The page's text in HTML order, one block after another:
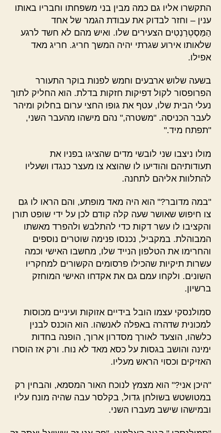
התקשרו אליו גם כמה מבין בני משפחתו וחבריו באותו
ענין – וחזר לבדוק את עבודת הגמר של אחד
הַמַּסְטֵרַנְטִים הצעירים שלו. ואיש מהם לא חשד לרגע
שלאותו אירוע שגרתי יהיה המשך חריג. חריג מאד
אפילו.
בשעה שלוש ארבעים וחמש לפנות בוקר התעורר
הפרופסור לקול דפיקות חזקות בדלת. הוא החליק לתוך
נעלי הבית שלו, עטף את גופו החצי ערום בחלוק ומיהר
לעבר הכניסה. "משטרה," נהם מישהו מהעבר השני,
"תפתח מיד."
מולו ניצבו שני לובשי מדים שהציגו בפניו את
תעודותיהם והודיעו לו שהוצא צו מעצר כנגדו ושעליו
להתלוות אליהם לתחנה.
"במה מדובר?" הוא היה מאד מופתע, והם הראו לו גם
צו חיפוש שאושר שעה קלה קודם לכן על ידי שופט תורן
והקציבו לו עשר דקות כדי להתלבש ולהפרד מאשתו
המבוהלת. במקביל, נכנסו פנימה שוטרים נוספים
והחרימו את הטלפון הנייד שלו, מחשבו האישי וכמה
עשרות תיקיות שהכילו פרסומים הקשורים למחקריו
השונים. ולקחו עמם גם את אקדחו האישי המוחזק
ברשיון.
סמולנסקי עצמו הובל בידיים אזוקות ועיניים מכוסות
למכונית שדהרה באפלה לאנשהו. הוא הוכנס לבנין
כלשהו, הוצעד לאורך מסדרון ארוך, הופנה בחדות
ימינה והושב בגסות על כסא מאד לא נוח. ורק אז הוסרו
האזיקים וכסוי הראש מעליו.
"היכן אני?" הוא מצמץ לנוכח האור המסמא, והבחין רק
במטושטש בשולחן גדול, בקלסר עבה שהיה מונח עליו
ובמישהו שישב מעברו השני.